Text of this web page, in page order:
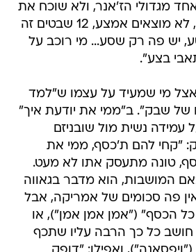
מגדולי הז'אנר, ולא שוכח את
המחאה: "מחפשים, לא מוצאים אמצע, 12 שבטים זה
יש פה רק שסע... מי רוכב על
בצע".
אצל מי שמעיד על עצמו ש"למד
של שבק". ב"ממי את יודעת איך"
עמידה נשית מול שובניזם
"קחי להם ת'כסף, ממי את
טונה מתעסק אתו לא מעט.
המושבות, הוא מדבר בגאווה
פה סכומים של אמריקה, אבל
הכסף" ("אמן אמן אמן"), או
חושב כל כך הרבה עליו שתכף